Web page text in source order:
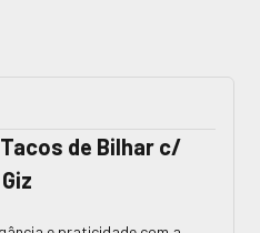
de Bilhar c/